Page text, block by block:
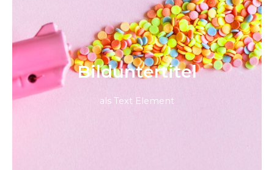
Bild­unter­titel
als Text Element